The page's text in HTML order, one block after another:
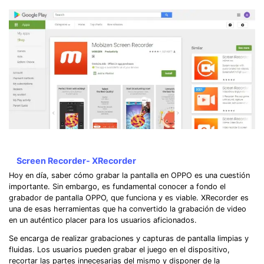
Screen Recorder- XRecorder
Hoy en día, saber cómo grabar la pantalla en OPPO es una cuestión
importante. Sin embargo, es fundamental conocer a fondo el
grabador de pantalla OPPO, que funciona y es viable. XRecorder es
una de esas herramientas que ha convertido la grabación de video
en un auténtico placer para los usuarios aficionados.
Se encarga de realizar grabaciones y capturas de pantalla limpias y
fluidas. Los usuarios pueden grabar el juego en el dispositivo,
recortar las partes innecesarias del mismo y disponer de la